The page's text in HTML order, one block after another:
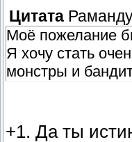
Цитата
Моё пожелание
Я хочу стать
монстры и
+1. Да ты